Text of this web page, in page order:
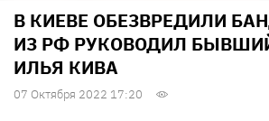
В КИЕВЕ ОБЕЗВРЕДИЛИ
ИЗ РФ РУКОВОДИЛ
ИЛЬЯ КИВА
07 Октября 2022 17:20